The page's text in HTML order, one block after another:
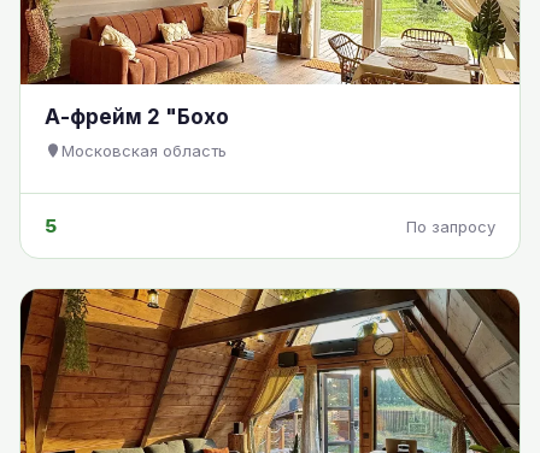
А-фрейм 2 "Бохо
Московская область
5 По запросу